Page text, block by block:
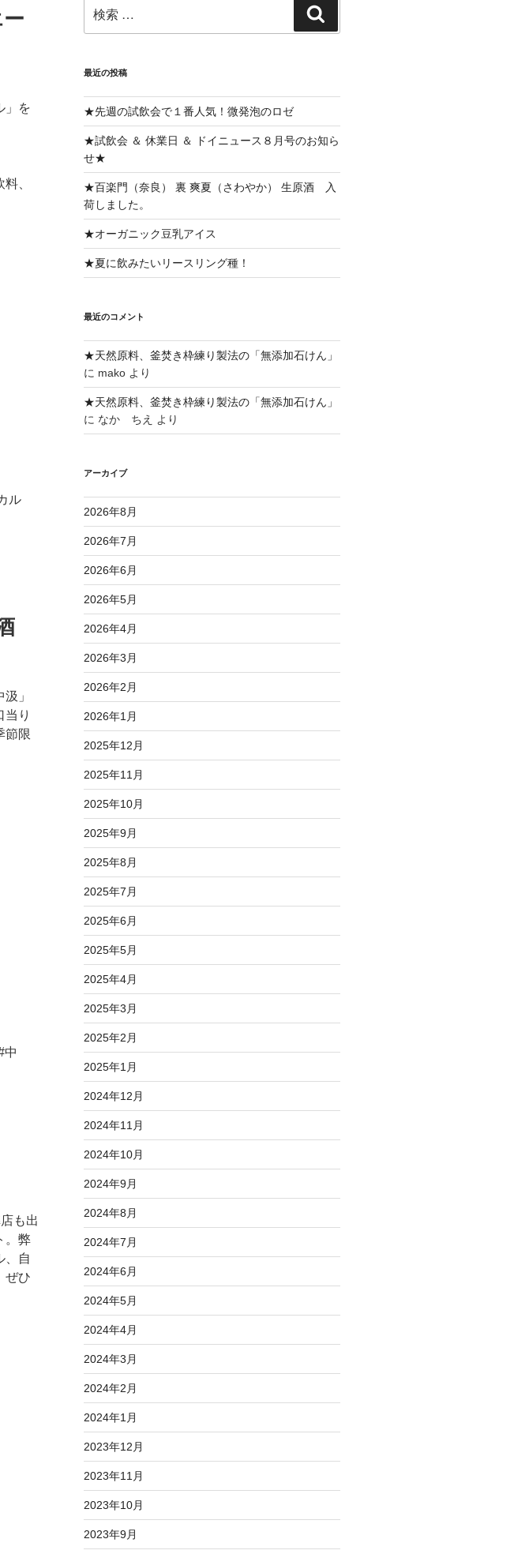
」を
、
ル
」
当り
節限
も出
。弊
、自
ぜひ
索:
索
最近の投稿
★先週の試飲会で１番人気！微発泡のロゼ
★試飲会 ＆ 休業日 ＆ ドイニュース８月号のお知ら
せ★
★百楽門（奈良） 裏 爽夏（さわやか） 生原酒 入
荷しました。
★オーガニック豆乳アイス
★夏に飲みたいリースリング種！
最近のコメント
★天然原料、釜焚き枠練り製法の「無添加石けん」
に makoより
★天然原料、釜焚き枠練り製法の「無添加石けん」
に なか ちえ より
アーカイブ
2026年8月
2026年7月
2026年6月
2026年5月
2026年4月
2026年3月
2026年2月
2026年1月
2025年12月
2025年11月
2025年10月
2025年9月
2025年8月
2025年7月
2025年6月
2025年5月
2025年4月
2025年3月
2025年2月
2025年1月
2024年12月
2024年11月
2024年10月
2024年9月
2024年8月
2024年7月
2024年6月
2024年5月
2024年4月
2024年3月
2024年2月
2024年1月
2023年12月
2023年11月
2023年10月
2023年9月